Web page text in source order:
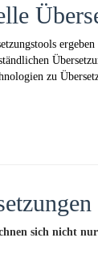
zu
sich nicht